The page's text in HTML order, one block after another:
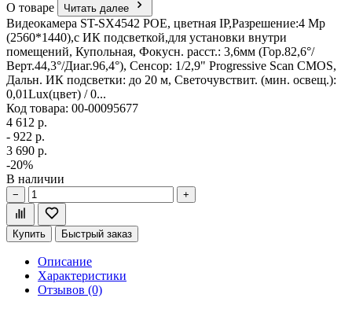
О товаре
Читать далее
Видеокамера ST-SX4542 POE, цветная IP,Разрешение:4 Mp
(2560*1440),с ИК подсветкой,для установки внутри
помещений, Купольная, Фокусн. расст.: 3,6мм (Гор.82,6°/
Верт.44,3°/Диаг.96,4°), Сенсор: 1/2,9" Progressive Scan CMOS,
Дальн. ИК подсветки: до 20 м, Светочувствит. (мин. освещ.):
0,01Lux(цвет) / 0...
Код товара: 00-00095677
4 612 р.
- 922 р.
3 690 р.
-20%
В наличии
− +
Купить Быстрый заказ
Описание
Характеристики
Отзывов (0)